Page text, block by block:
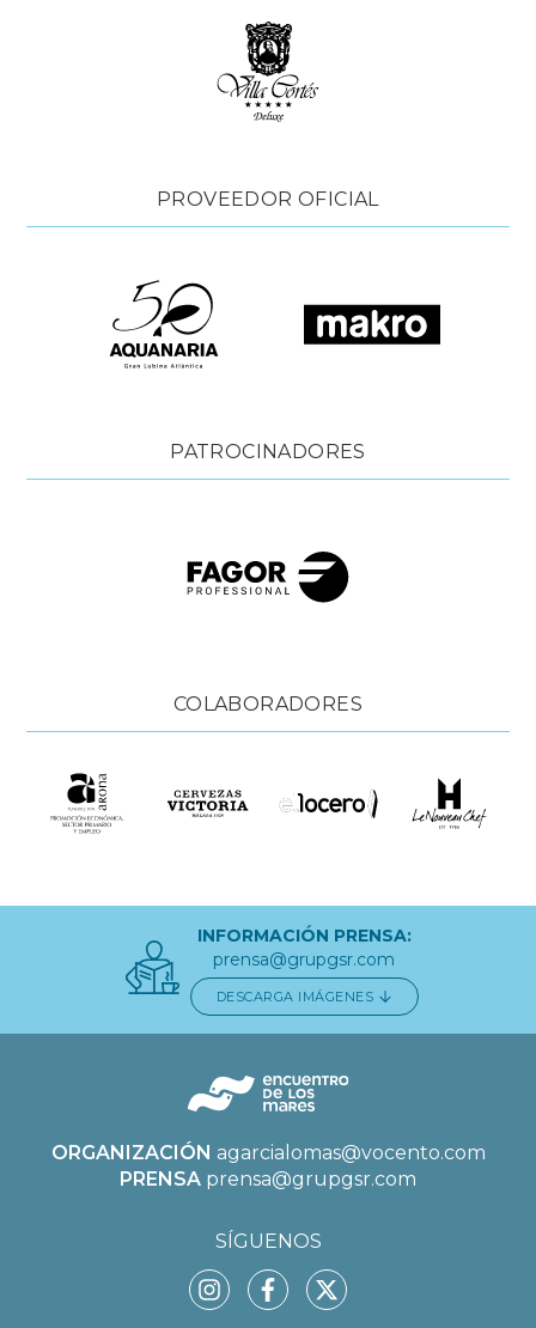
PROVEEDOR OFICIAL
PATROCINADORES
COLABORADORES
INFORMACIÓN PRENSA:
prensa@grupgsr.com
DESCARGA IMÁGENES
ORGANIZACIÓN agarcialomas@vocento.com
PRENSA prensa@grupgsr.com
SÍGUENOS